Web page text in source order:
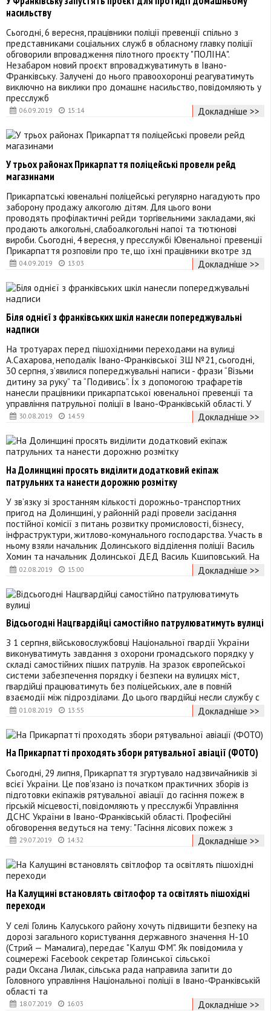
06.09.2019 15:14
насильству
Сьогодні, 6 вересня, працівники поліції превенції спільно з
представниками соціальних служб в обласному главку поліції
обговорили впровадження пілотного проєкту "ПОЛІНА".
Незабаром новий проєкт впроваджуватимуть в Івано-
Франківську. Залучені до нього правоохоронці реагуватимуть
виключно на виклики про домашнє насильство, повідомляють у
пресслужб
Докладніше >>
04.09.2019 13:03
У трьох районах Прикарпаття поліцейські провели рейд
магазинами
Прикарпатські ювенальні поліцейські регулярно нагадують про
заборону продажу алкоголю дітям. Для цього вони
проводять профілактичні рейди торгівельними закладами, які
продають алкогольні, слабоалкогольні напої та тютюнові
вироби. Сьогодні, 4 вересня, у пресслужбі Ювенальної превенції
Прикарпаття розповіли про те, що їхні працівники вкотре зд
Докладніше >>
30.08.2019 14:59
Біля однієї з франківських шкіл нанесли попереджувальні
надписи
На тротуарах перед пішохідними переходами на вулиці
А.Сахарова, неподалік Івано-Франківської ЗШ №21, сьогодні,
30 серпня, з’явилися попереджувальні написи - фрази “Візьми
дитину за руку” та “Подивись”. Їх з допомогою трафаретів
нанесли працівники прикарпатської ювенальної превенції та
управління патрульної поліції в Івано-Франківській області. У
Докладніше >>
02.08.2019 15:00
На Долинщині просять виділити додатковий екіпаж
патрульних та нанести дорожню розмітку
У зв’язку зі зростанням кількості дорожньо-транспортних
пригод на Долинщині, у районній раді провели засідання
постійної комісії з питань розвитку промисловості, бізнесу,
інфраструктури, житлово-комунального господарства. Участь в
ньому взяли начальник Долинського відділення поліції Василь
Хомин та начальник Долинської ДЕД Василь Кшиповський. На
Докладніше >>
01.08.2019 13:55
Відсьогодні Нацгвардійці самостійно патрулюватимуть вулиці
З 1 серпня, військовослужбовці Національної гвардії України
виконуватимуть завдання з охорони громадського порядку у
складі самостійних піших патрулів. На зразок європейської
системи забезпечення порядку і безпеки на вулицях міст,
гвардійці працюватимуть без поліцейських, але в повній
взаємодії між підрозділами. До цього гвардійці несли службу с
Докладніше >>
29.07.2019 14:32
На Прикарпатті проходять збори рятувальної авіації (ФОТО)
Сьогодні, 29 липня, Прикарпаття згуртувало надзвичайників зі
всієї України. Це пов'язано із початком практичних зборів із
підготовки екіпажів рятувальної авіації до гасіння пожеж в
гірській місцевості, повідомляють у пресслужбі Управління
ДСНС України в Івано-Франківській області. Професійні
обговорення ведуться на тему: "Гасіння лісових пожеж з
Докладніше >>
18.07.2019 16:03
На Калущині встановлять світлофор та освітлять пішохідні
переходи
У селі Голинь Калуського району хочуть підвищити безпеку на
дорозі загального користування державного значення Н-10
(Стрий — Мамалига), передає "Калуш ФМ". Як повідомила у
соцмережі Facebook секретар Голинської сільської
ради Оксана Лилак, сільська рада направила запити до
Головного управління Національної поліції в Івано-Франківській
області та
Докладніше >>